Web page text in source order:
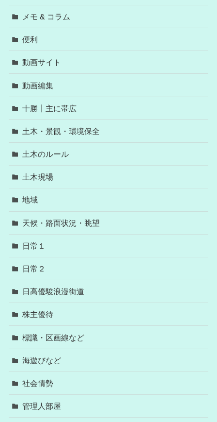
メモ & コラム
便利
動画サイト
動画編集
十勝┃主に帯広
土木・景観・環境保全
土木のルール
土木現場
地域
天候・路面状況・眺望
日常１
日常２
日高優駿浪漫街道
株主優待
標識・区画線など
海遊びなど
社会情勢
管理人部屋